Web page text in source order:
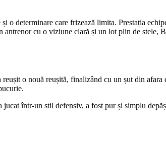
o determinare care frizează limita. Prestația
cu o viziune clară și un lot plin de stele,
o nouă reușită, finalizând cu un șut din
într-un stil defensiv, a fost pur și simplu